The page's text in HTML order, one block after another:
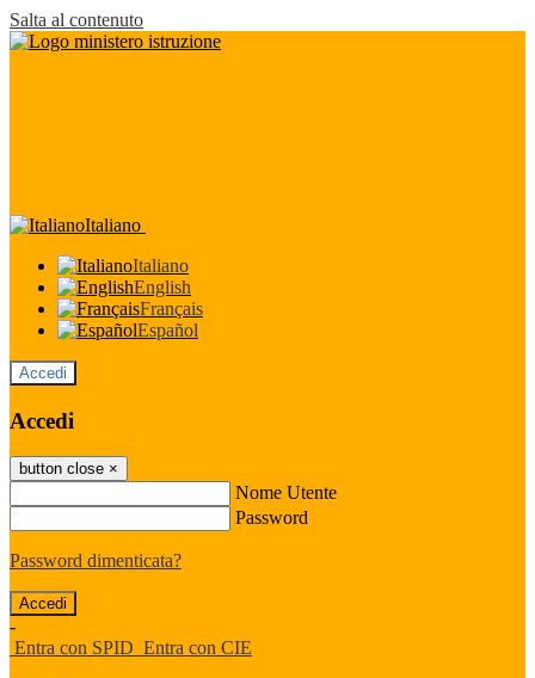
Salta al contenuto
Italiano
Italiano
English
Français
Español
Accedi
Accedi
button close ×
Nome Utente
Password
Password dimenticata?
-
Entra con SPID Entra con CIE